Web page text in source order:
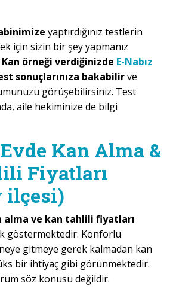
yaptırdığınız testlerin
için sizin bir şey yapmanız
Kan örneği verdiğinizde E-Nabız
sonuçlarınıza bakabilirve
görüşebilirsiniz. Test
aile hekiminize de bilgi
Kan Alma &
Fiyatları
ilçesi)
alma ve kan tahlili fiyatları
göstermektedir. Konforlu
gitmeye gerek kalmadan kan
bir ihtiyaç gibi görünmektedir.
söz konusu değildir.